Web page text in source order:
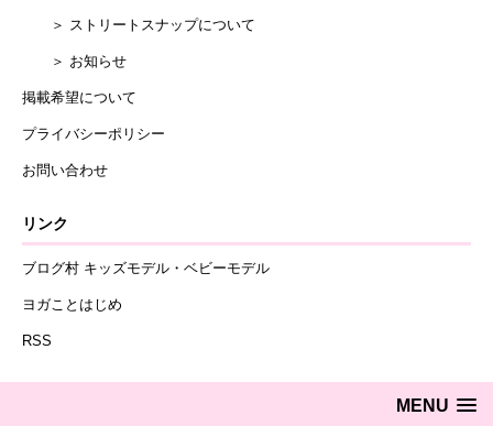
＞ ストリートスナップについて
＞ お知らせ
掲載希望について
プライバシーポリシー
お問い合わせ
リンク
ブログ村 キッズモデル・ベビーモデル
ヨガことはじめ
RSS
MENU